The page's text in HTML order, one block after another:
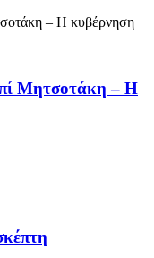
Μητσοτάκη – Η